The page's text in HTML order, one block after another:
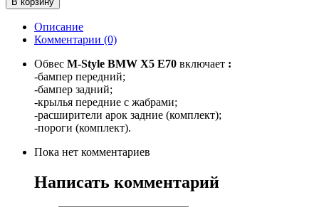
Описание
Комментарии (0)
Обвес M-Style BMW X5 E70 включает :
-бампер передний;
-бампер задний;
-крылья передние с жабрами;
-расширители арок задние (комплект);
-пороги (комплект).
Пока нет комментариев
Написать комментарий